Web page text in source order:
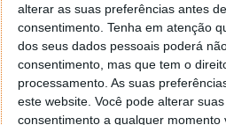
alterar as suas preferências antes
consentimento. Tenha em atenção
dos seus dados pessoais poderá
consentimento, mas que tem o
processamento. As suas
este website. Você pode alterar
consentimento a qualquer momento
Vítor M.
@Rui
Tens de encontrar o que te
janela iniciar e no topo
rato faz propriedades.
clica no botão